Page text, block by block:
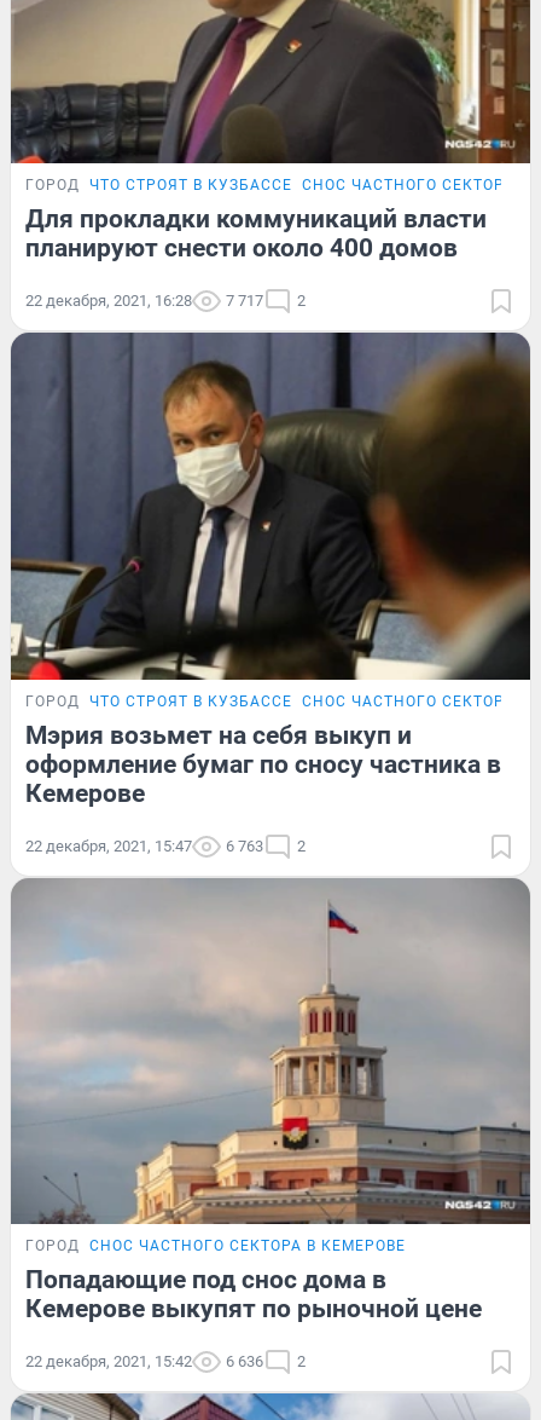
ГОРОД ЧТО СТРОЯТ В КУЗБАССЕ СНОС ЧАСТНОГО СЕКТОРА В
Для прокладки коммуникаций власти
планируют снести около 400 домов
22 декабря, 2021, 16:28 7 717 2
ГОРОД ЧТО СТРОЯТ В КУЗБАССЕ СНОС ЧАСТНОГО СЕКТОРА В
Мэрия возьмет на себя выкуп и
оформление бумаг по сносу частника в
Кемерове
22 декабря, 2021, 15:47 6 763 2
ГОРОД СНОС ЧАСТНОГО СЕКТОРА В КЕМЕРОВЕ
Попадающие под снос дома в
Кемерове выкупят по рыночной цене
22 декабря, 2021, 15:42 6 636 2